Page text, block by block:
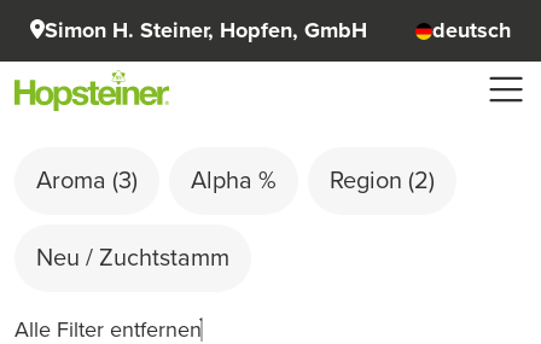
Simon H. Steiner, Hopfen, GmbH deutsch
Aroma (3) Alpha % Region (2)
Neu / Zuchtstamm
Alle Filter entfernen